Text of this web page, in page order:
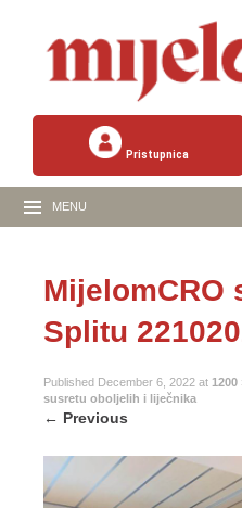
Pristupnica
MENU
MijelomCRO
Splitu
Published December 6, 2022 at 1200
susretu oboljelih i liječnika
← Previous